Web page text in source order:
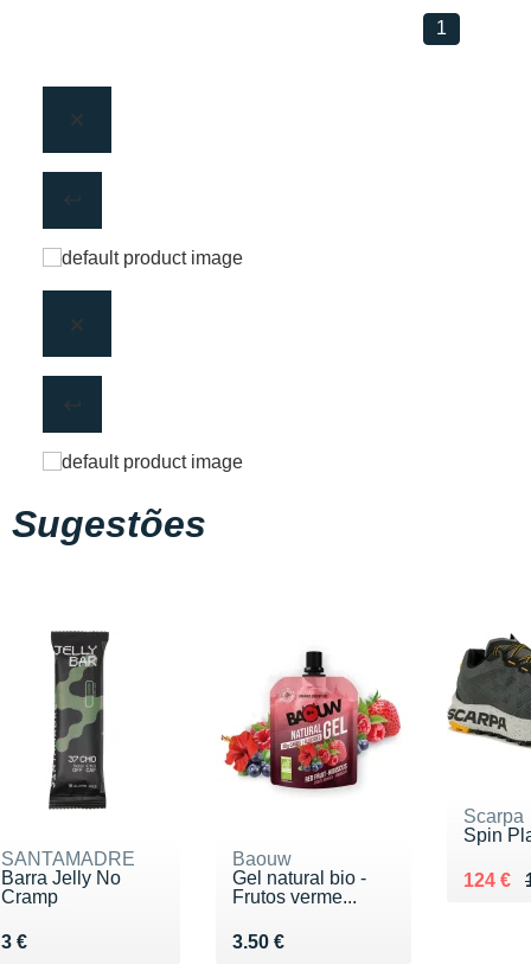
1
Sugestões
SANTAMADRE
Barra Jelly No
Cramp
3 €
Vendu 3 €
Baouw
Gel natural bio -
Frutos verme...
3.50 €
Vendu 3.50 €
Scarpa
Spin
Au lieu
124 €
Vendu